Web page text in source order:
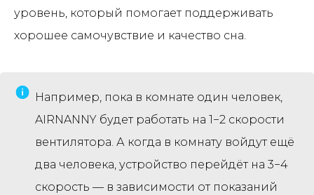
уровень, который помогает поддерживать
хорошее самочувствие и качество сна.
Например, пока в комнате один человек,
AIRNANNY будет работать на 1−2 скорости
вентилятора. А когда в комнату войдут ещё
два человека, устройство перейдёт на 3−4
скорость — в зависимости от показаний